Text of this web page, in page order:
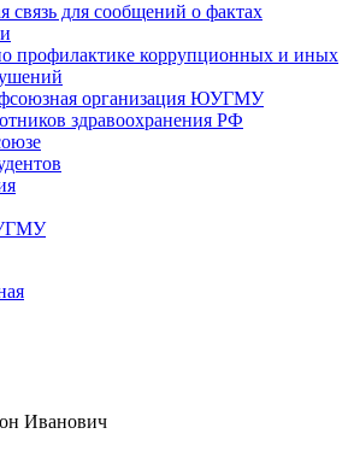
связь для сообщений о фактах
профилактике коррупционных и иных
организация ЮУГМУ
здравоохранения РФ
Иванович